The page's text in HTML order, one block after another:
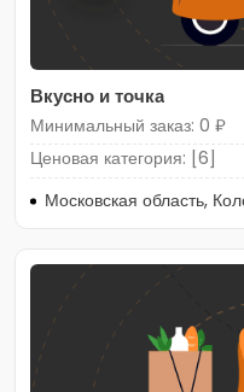
Вкусно и точка
Минимальный заказ: 0 ₽
Ценовая категория: [6]
Московская область,